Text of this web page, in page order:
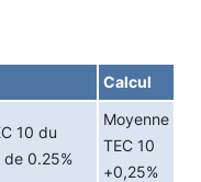
Calcul
10 du
de 0.25%
Moyenne
TEC 10
+0,25%